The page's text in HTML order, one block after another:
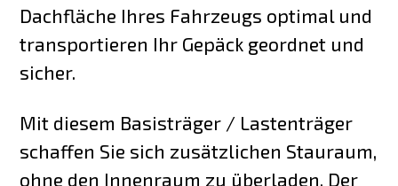
Dachfläche Ihres Fahrzeugs optimal und
transportieren Ihr Gepäck geordnet und
sicher.
Mit diesem Basisträger / Lastenträger
schaffen Sie sich zusätzlichen Stauraum,
ohne den Innenraum zu überladen. Der